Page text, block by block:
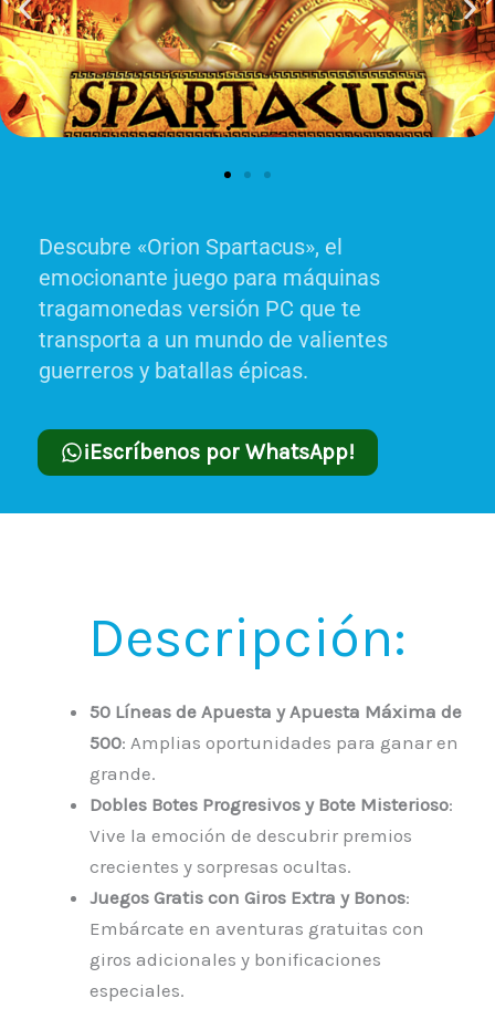
Descubre «Orion Spartacus», el
emocionante juego para máquinas
tragamonedas versión PC que te
transporta a un mundo de valientes
guerreros y batallas épicas.
¡Escríbenos por WhatsApp!
Descripción:
50 Líneas de Apuesta y Apuesta Máxima de
500: Amplias oportunidades para ganar en
grande.
Dobles Botes Progresivos y Bote Misterioso:
Vive la emoción de descubrir premios
crecientes y sorpresas ocultas.
Juegos Gratis con Giros Extra y Bonos:
Embárcate en aventuras gratuitas con
giros adicionales y bonificaciones
especiales.